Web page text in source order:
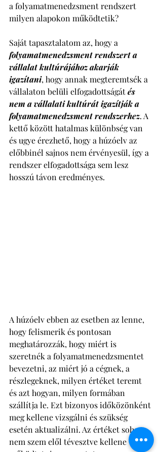
a folyamatmenedzsment rendszert
milyen alapokon működtetik?
Saját tapasztalatom az, hogy a
folyamatmenedzsment rendszert a
vállalat kultúrájához akarják
igazítani, hogy annak megteremtsék a
vállalaton belüli elfogadottságát és
nem a vállalati kultúrát igazítják a
folyamatmenedzsment rendszerhez. A
kettő között hatalmas különbség van
és ugye érezhető, hogy a húzóelv az
előbbinél sajnos nem érvényesül, így a
rendszer elfogadottsága sem lesz
hosszú távon eredményes.
A húzóelv ebben az esetben az lenne,
hogy felismerik és pontosan
meghatározzák, hogy miért is
szeretnék a folyamatmenedzsmentet
bevezetni, az miért jó a cégnek, a
részlegeknek, milyen értéket teremt
és azt hogyan, milyen formában
szállítja le. Ezt bizonyos időközönként
meg kellene vizsgálni és szükség
esetén aktualizálni. Az értéket soha
nem szem elől tévesztve kellene